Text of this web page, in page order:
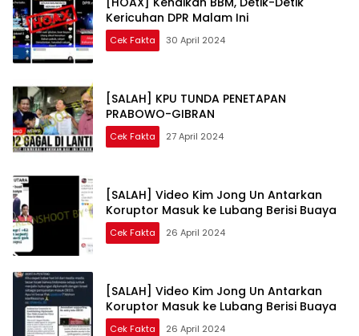
Kericuhan DPR Malam Ini
Cek Fakta 30 April 2024
[SALAH] KPU TUNDA PENETAPAN
PRABOWO-GIBRAN
Cek Fakta 27 April 2024
[SALAH] Video Kim Jong Un Antarkan
Koruptor Masuk ke Lubang Berisi Buaya
Cek Fakta 26 April 2024
[SALAH] Video Kim Jong Un Antarkan
Koruptor Masuk ke Lubang Berisi Buaya
Cek Fakta 26 April 2024